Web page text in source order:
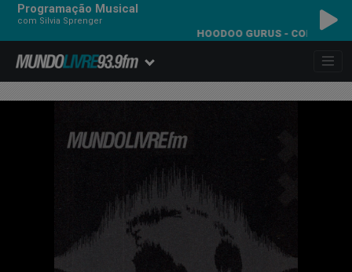
Programação Musical
com Silvia Sprenger
HOODOO GURUS - COME ANYTIME